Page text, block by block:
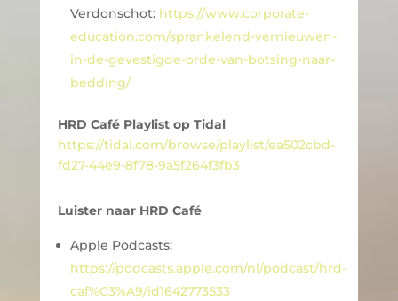
Verdonschot: https://www.corporate-
education.com/sprankelend-vernieuwen-
in-de-gevestigde-orde-van-botsing-naar-
bedding/
HRD Café Playlist op Tidal
https://tidal.com/browse/playlist/ea502cbd-
fd27-44e9-8f78-9a5f264f3fb3
Luister naar HRD Café
Apple Podcasts:
https://podcasts.apple.com/nl/podcast/hrd-
caf%C3%A9/id1642773533